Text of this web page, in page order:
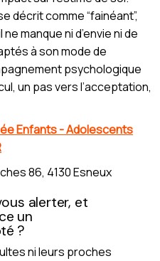
décrit comme “fainéant”,
ne manque ni d’envie ni de
à son mode de
psychologique
un pas vers l’acceptation,
Enfants - Adolescents
86, 4130 Esneux
alerter, et
un
?
ni leurs proches